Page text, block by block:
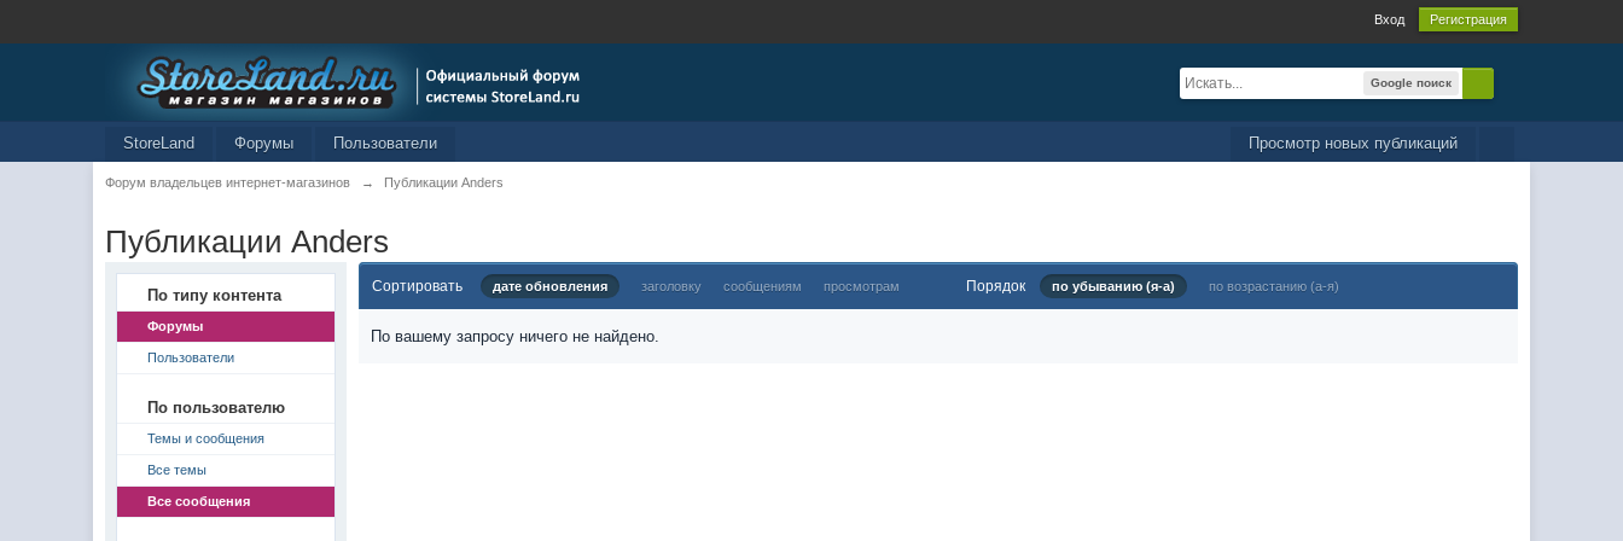
Вход Регистрация
Google поиск
Просмотр новых публикаций
StoreLand Форумы Пользователи
Форум владельцев интернет-магазинов → Публикации Anders
Публикации Anders
По типу контента
Форумы
Пользователи
По пользователю
Темы и сообщения
Все темы
Все сообщения
Сортировать дате обновления заголовку сообщениям просмотрам Порядок по убыванию (я-а) по возрастанию (а-я)
По вашему запросу ничего не найдено.